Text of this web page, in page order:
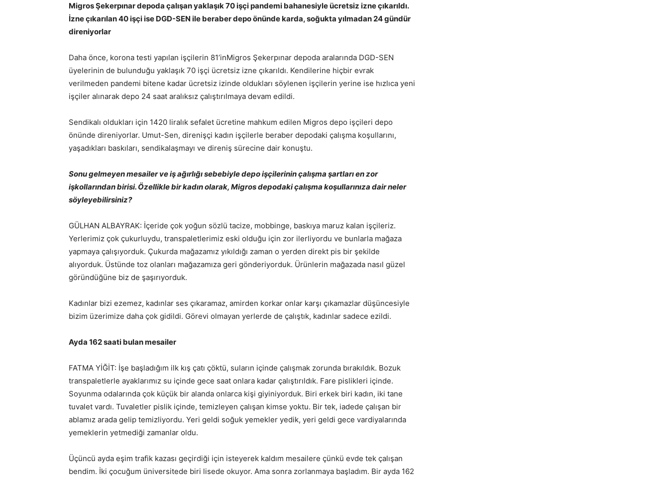
Migros Şekerpınar depoda çalışan yaklaşık 70 işçi pandemi bahanesiyle ücretsiz izne çıkarıldı.
İzne çıkarılan 40 işçi ise DGD-SEN ile beraber depo önünde karda, soğukta yılmadan 24 gündür
direniyorlar
Daha önce, korona testi yapılan işçilerin 81’inMigros Şekerpınar depoda aralarında DGD-SEN
üyelerinin de bulunduğu yaklaşık 70 işçi ücretsiz izne çıkarıldı. Kendilerine hiçbir evrak
verilmeden pandemi bitene kadar ücretsiz izinde oldukları söylenen işçilerin yerine ise hızlıca yeni
işçiler alınarak depo 24 saat aralıksız çalıştırılmaya devam edildi.
Sendikalı oldukları için 1420 liralık sefalet ücretine mahkum edilen Migros depo işçileri depo
önünde direniyorlar. Umut-Sen, direnişçi kadın işçilerle beraber depodaki çalışma koşullarını,
yaşadıkları baskıları, sendikalaşmayı ve direniş sürecine dair konuştu.
Sonu gelmeyen mesailer ve iş ağırlığı sebebiyle depo işçilerinin çalışma şartları en zor
işkollarından birisi. Özellikle bir kadın olarak, Migros depodaki çalışma koşullarınıza dair neler
söyleyebilirsiniz?
GÜLHAN ALBAYRAK: İçeride çok yoğun sözlü tacize, mobbinge, baskıya maruz kalan işçileriz.
Yerlerimiz çok çukurluydu, transpaletlerimiz eski olduğu için zor ilerliyordu ve bunlarla mağaza
yapmaya çalışıyorduk. Çukurda mağazamız yıkıldığı zaman o yerden direkt pis bir şekilde
alıyorduk. Üstünde toz olanları mağazamıza geri gönderiyorduk. Ürünlerin mağazada nasıl güzel
göründüğüne biz de şaşırıyorduk.
Kadınlar bizi ezemez, kadınlar ses çıkaramaz, amirden korkar onlar karşı çıkamazlar düşüncesiyle
bizim üzerimize daha çok gidildi. Görevi olmayan yerlerde de çalıştık, kadınlar sadece ezildi.
Ayda 162 saati bulan mesailer
FATMA YİĞİT: İşe başladığım ilk kış çatı çöktü, suların içinde çalışmak zorunda bırakıldık. Bozuk
transpaletlerle ayaklarımız su içinde gece saat onlara kadar çalıştırıldık. Fare pislikleri içinde.
Soyunma odalarında çok küçük bir alanda onlarca kişi giyiniyorduk. Biri erkek biri kadın, iki tane
tuvalet vardı. Tuvaletler pislik içinde, temizleyen çalışan kimse yoktu. Bir tek, iadede çalışan bir
ablamız arada gelip temizliyordu. Yeri geldi soğuk yemekler yedik, yeri geldi gece vardiyalarında
yemeklerin yetmediği zamanlar oldu.
Üçüncü ayda eşim trafik kazası geçirdiği için isteyerek kaldım mesailere çünkü evde tek çalışan
bendim. İki çocuğum üniversitede biri lisede okuyor. Ama sonra zorlanmaya başladım. Bir ayda 162